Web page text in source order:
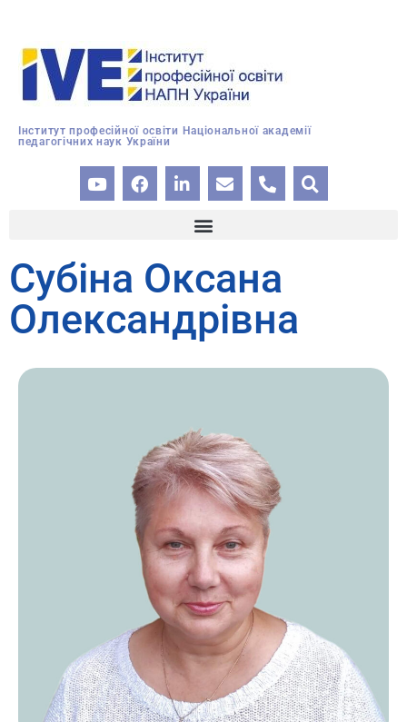
Інститут професійної освіти Національної академії
педагогічних наук України
Субіна Оксана
Олександрівна